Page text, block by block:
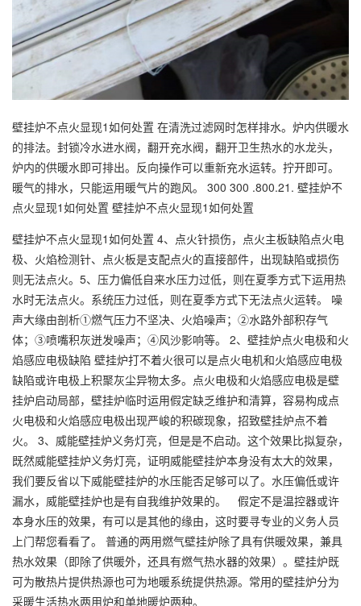
壁挂炉不点火显现1如何处置 在清洗过滤网时怎样排水。炉内供暖水
的排法。封锁冷水进水阀，翻开充水阀，翻开卫生热水的水龙头，
炉内的供暖水即可排出。反向操作可以重新充水运转。拧开即可。
暖气的排水，只能运用暖气片的跑风。 300 300 .800.21. 壁挂炉不
点火显现1如何处置 壁挂炉不点火显现1如何处置
壁挂炉不点火显现1如何处置 4、点火针损伤，点火主板缺陷点火电
极、火焰检测针、点火板是支配点火的直接部件，出现缺陷或损伤
则无法点火。5、压力偏低自来水压力过低，则在夏季方式下运用热
水时无法点火。系统压力过低，则在夏季方式下无法点火运转。 噪
声大缘由剖析①燃气压力不坚决、火焰噪声；②水路外部积存气
体；③喷嘴积灰迸发噪声；④风沙影响等。 2、壁挂炉点火电极和火
焰感应电极缺陷 壁挂炉打不着火很可以是点火电机和火焰感应电极
缺陷或许电极上积聚灰尘异物太多。点火电极和火焰感应电极是壁
挂炉启动局部，壁挂炉临时运用假定缺乏维护和清算，容易构成点
火电极和火焰感应电极出现严峻的积碳现象，招致壁挂炉点不着
火。 3、威能壁挂炉义务灯亮，但是是不启动。这个效果比拟复杂，
既然威能壁挂炉义务灯亮，证明威能壁挂炉本身没有太大的效果，
我们要反省以下威能壁挂炉的水压能否足够可以了。水压偏低或许
漏水，威能壁挂炉也是有自我维护效果的。 假定不是温控器或许
本身水压的效果，有可以是其他的缘由，这时要寻专业的义务人员
上门帮您看看了。 普通的两用燃气壁挂炉除了具有供暖效果，兼具
热水效果（即除了供暖外，还具有燃气热水器的效果）。壁挂炉既
可为散热片提供热源也可为地暖系统提供热源。常用的壁挂炉分为
采暖生活热水两用炉和单地暖炉两种。